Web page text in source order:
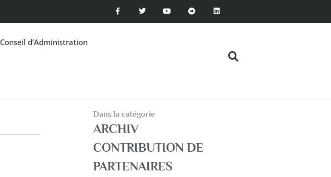
Conseil d’Administration
Dans la catégorie
ARCHIV
CONTRIBUTION DE
PARTENAIRES